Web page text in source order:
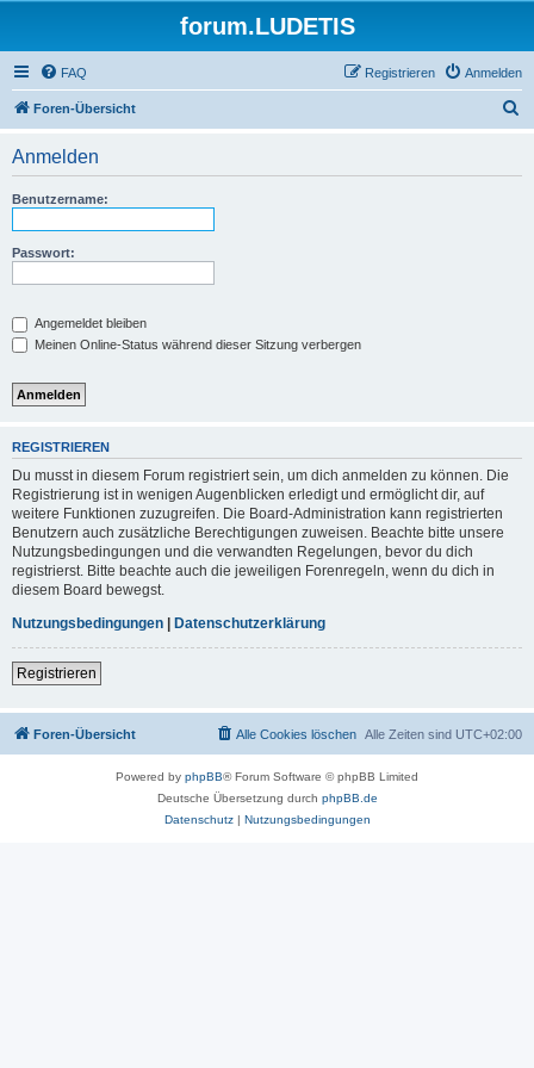
forum.LUDETIS
FAQ Anmelden
Registrieren
Foren-Übersicht
Anmelden
Benutzername:
Passwort:
Angemeldet bleiben
Meinen Online-Status während dieser Sitzung verbergen
REGISTRIEREN
Du musst in diesem Forum registriert sein, um dich anmelden zu können. Die
Registrierung ist in wenigen Augenblicken erledigt und ermöglicht dir, auf
weitere Funktionen zuzugreifen. Die Board-Administration kann registrierten
Benutzern auch zusätzliche Berechtigungen zuweisen. Beachte bitte unsere
Nutzungsbedingungen und die verwandten Regelungen, bevor du dich
registrierst. Bitte beachte auch die jeweiligen Forenregeln, wenn du dich in
diesem Board bewegst.
Nutzungsbedingungen | Datenschutzerklärung
Registrieren
Foren-Übersicht Alle Zeiten sind UTC+02:00
Alle Cookies löschen
Powered by phpBB® Forum Software © phpBB Limited
Deutsche Übersetzung durch phpBB.de
Datenschutz| Nutzungsbedingungen